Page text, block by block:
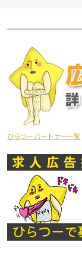
ひらつーパートナー一覧